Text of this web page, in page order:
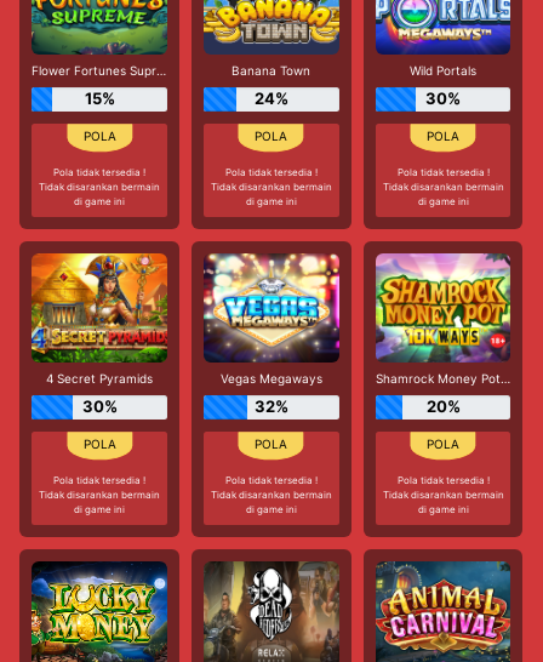
Flower Fortunes Supreme
15%
Pola tidak tersedia !
Tidak disarankan bermain
di game ini
Banana Town
24%
Pola tidak tersedia !
Tidak disarankan bermain
di game ini
Wild Portals
30%
Pola tidak tersedia !
Tidak disarankan bermain
di game ini
4 Secret Pyramids
30%
Pola tidak tersedia !
Tidak disarankan bermain
di game ini
Vegas Megaways
32%
Pola tidak tersedia !
Tidak disarankan bermain
di game ini
Shamrock Money Pot 10K Ways
20%
Pola tidak tersedia !
Tidak disarankan bermain
di game ini